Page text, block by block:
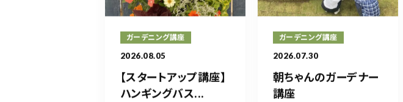
ガーデニング講座
2026.08.05
【スタートアップ講座】
ハンギングバス...
ガーデニング講座
2026.07.30
朝ちゃんのガーデナー
講座